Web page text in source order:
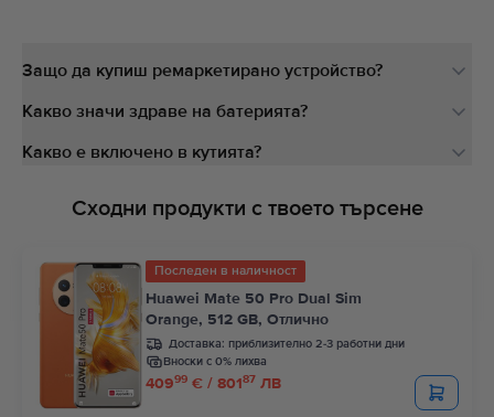
Защо да купиш ремаркетирано устройство?
Какво значи здраве на батерията?
Какво е включено в кутията?
Сходни продукти с твоето търсене
Последен в наличност
Huawei Mate 50 Pro Dual Sim
Orange, 512 GB, Отлично
Доставка: приблизително 2-3 работни дни
Вноски с 0% лихва
40999 € / 80187 ЛВ